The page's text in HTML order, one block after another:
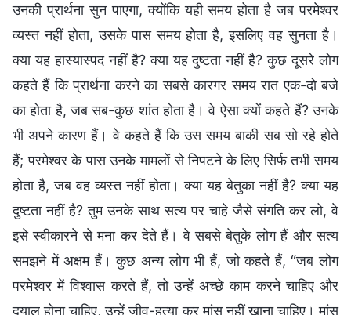
उनकी प्रार्थना सुन पाएगा, क्योंकि यही समय होता है जब परमेश्वर
व्यस्त नहीं होता, उसके पास समय होता है, इसलिए वह सुनता है।
क्या यह हास्यास्पद नहीं है? क्या यह दुष्टता नहीं है? कुछ दूसरे लोग
कहते हैं कि प्रार्थना करने का सबसे कारगर समय रात एक-दो बजे
का होता है, जब सब-कुछ शांत होता है। वे ऐसा क्यों कहते हैं? उनके
भी अपने कारण हैं। वे कहते हैं कि उस समय बाकी सब सो रहे होते
हैं; परमेश्वर के पास उनके मामलों से निपटने के लिए सिर्फ तभी समय
होता है, जब वह व्यस्त नहीं होता। क्या यह बेतुका नहीं है? क्या यह
दुष्टता नहीं है? तुम उनके साथ सत्य पर चाहे जैसे संगति कर लो, वे
इसे स्वीकारने से मना कर देते हैं। वे सबसे बेतुके लोग हैं और सत्य
समझने में अक्षम हैं। कुछ अन्य लोग भी हैं, जो कहते हैं, “जब लोग
परमेश्वर में विश्वास करते हैं, तो उन्हें अच्छे काम करने चाहिए और
दयालु होना चाहिए, उन्हें जीव-हत्या कर मांस नहीं खाना चाहिए। मांस